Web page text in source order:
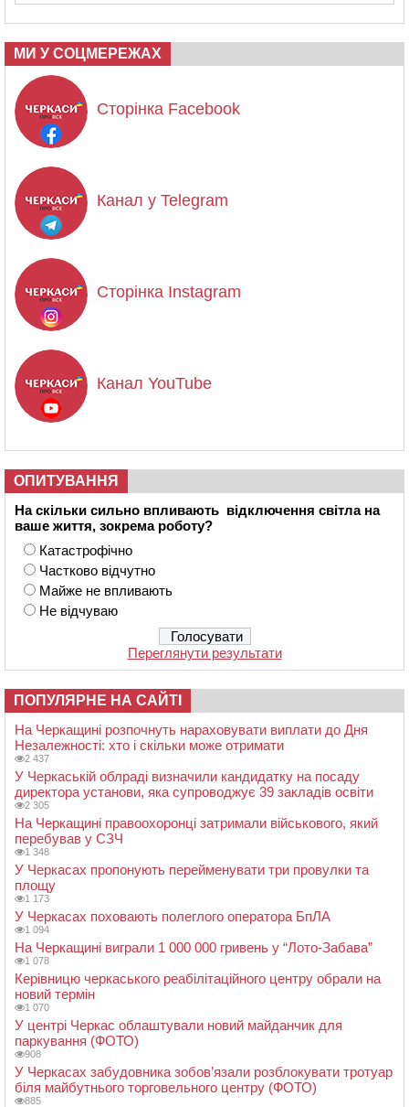
МИ У СОЦМЕРЕЖАХ
Сторінка Facebook
Канал у Telegram
Сторінка Instagram
Канал YouTube
ОПИТУВАННЯ
На скільки сильно впливають відключення світла на
ваше життя, зокрема роботу?
Катастрофічно
Частково відчутно
Майже не впливають
Не відчуваю
Переглянути результати
ПОПУЛЯРНЕ НА САЙТІ
На Черкащині розпочнуть нараховувати виплати до Дня
Незалежності: хто і скільки може отримати
2 437
У Черкаській облраді визначили кандидатку на посаду
директора установи, яка супроводжує 39 закладів освіти
2 305
На Черкащині правоохоронці затримали військового, який
перебував у СЗЧ
1 348
У Черкасах пропонують перейменувати три провулки та
площу
1 173
У Черкасах поховають полеглого оператора БпЛА
1 094
На Черкащині виграли 1 000 000 гривень у “Лото-Забава”
1 078
Керівницю черкаського реабілітаційного центру обрали на
новий термін
1 070
У центрі Черкас облаштували новий майданчик для
паркування (ФОТО)
908
У Черкасах забудовника зобов’язали розблокувати тротуар
біля майбутнього торговельного центру (ФОТО)
885